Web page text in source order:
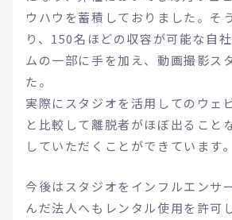
ウハウを蓄積しておりました。そ
り、150名ほどの収容が可能な自
ムの一部に手を加え、動画撮影ス
た。
実際にスタジオを活用してのウェ
と比較して離脱者がほぼ出ること
していただくことができています。
今後はスタジオをインフルエンサ
んだ法人へもレンタル使用を許可